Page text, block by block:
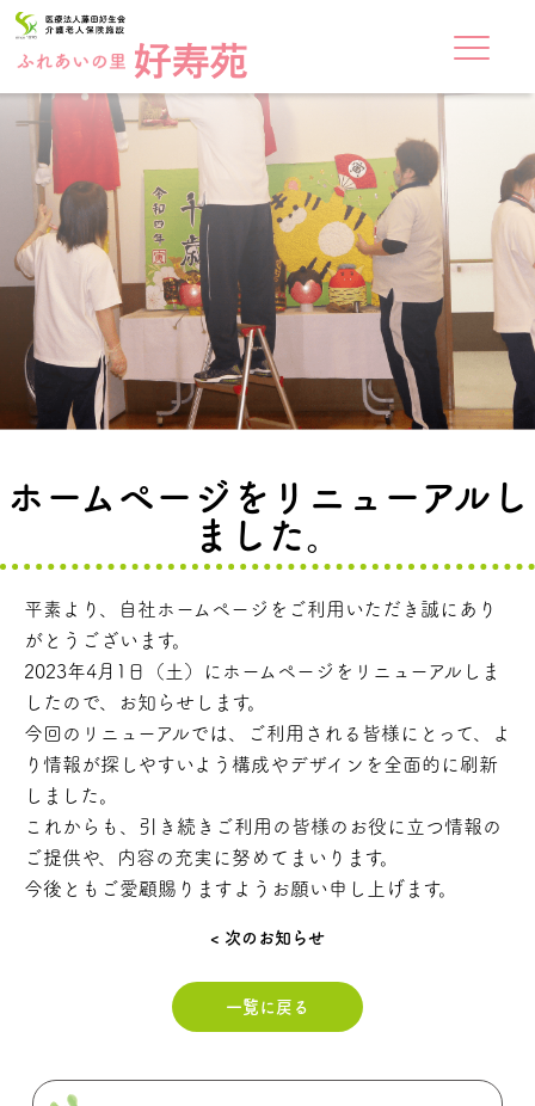
ホームページをリニューアルし
ました。
平素より、自社ホームページをご利用いただき誠にあり
がとうございます。
2023年4月1日（土）にホームページをリニューアルしま
したので、お知らせします。
今回のリニューアルでは、ご利用される皆様にとって、よ
り情報が探しやすいよう構成やデザインを全面的に刷新
しました。
これからも、引き続きご利用の皆様のお役に立つ情報の
ご提供や、内容の充実に努めてまいります。
今後ともご愛顧賜りますようお願い申し上げます。
< 次のお知らせ
一覧に戻る